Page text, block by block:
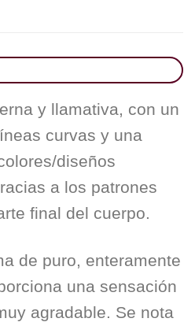
y llamativa, con un
curvas y una
diseños
a los patrones
final del cuerpo.
de puro, enteramente
una sensación
agradable. Se nota